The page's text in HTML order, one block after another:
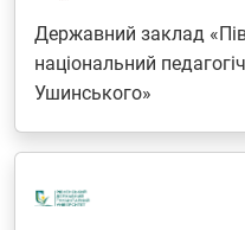
Державний заклад
національний
Ушинського»